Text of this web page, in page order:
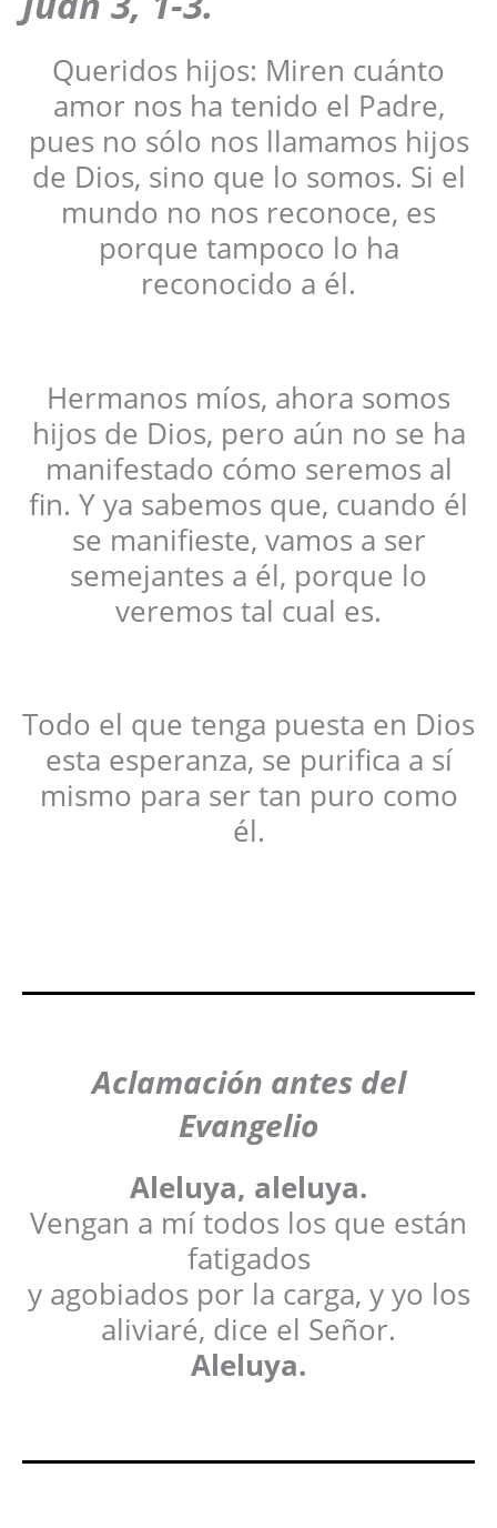
Queridos hijos: Miren cuánto
amor nos ha tenido el Padre,
pues no sólo nos llamamos hijos
de Dios, sino que lo somos. Si el
mundo no nos reconoce, es
porque tampoco lo ha
reconocido a él.
Hermanos míos, ahora somos
hijos de Dios, pero aún no se ha
manifestado cómo seremos al
fin. Y ya sabemos que, cuando él
se manifieste, vamos a ser
semejantes a él, porque lo
veremos tal cual es.
Todo el que tenga puesta en Dios
esta esperanza, se purifica a sí
mismo para ser tan puro como
él.
Aclamación antes del
Evangelio
Aleluya, aleluya.
Vengan a mí todos los que están
fatigados
y agobiados por la carga, y yo los
aliviaré, dice el Señor.
Aleluya.